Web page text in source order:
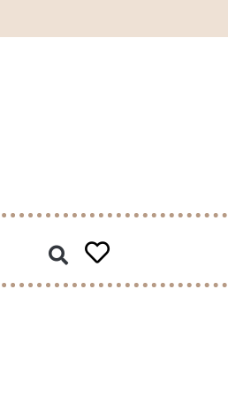
Zoeken